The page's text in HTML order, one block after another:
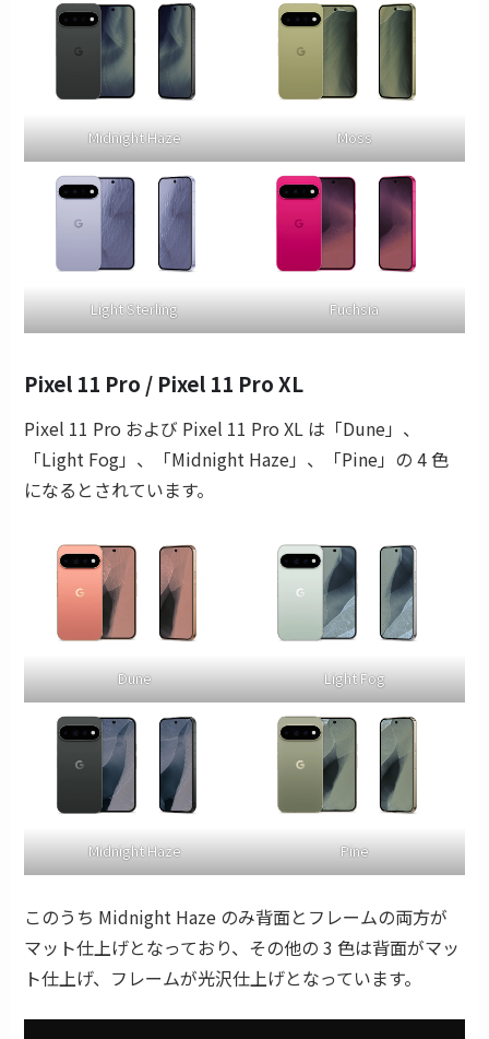
Midnight Haze Moss
Light Sterling Fuchsia
Pixel 11 Pro / Pixel 11 Pro XL
Pixel 11 Pro および Pixel 11 Pro XL は「Dune」、
「Light Fog」、「Midnight Haze」、「Pine」の 4 色
になるとされています。
Dune Light Fog
Midnight Haze Pine
このうち Midnight Haze のみ背面とフレームの両方が
マット仕上げとなっており、その他の 3 色は背面がマッ
ト仕上げ、フレームが光沢仕上げとなっています。